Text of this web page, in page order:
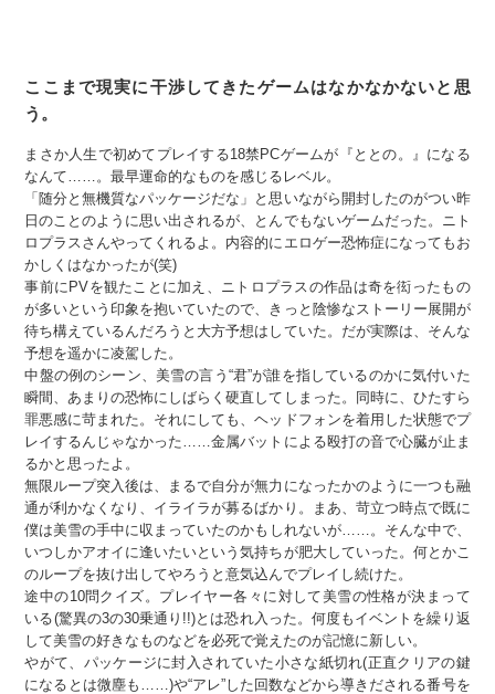
ここまで現実に干渉してきたゲームはなかなかないと思
う。
まさか人生で初めてプレイする18禁PCゲームが『ととの。』になる
なんて……。最早運命的なものを感じるレベル。
「随分と無機質なパッケージだな」と思いながら開封したのがつい昨
日のことのように思い出されるが、とんでもないゲームだった。ニト
ロプラスさんやってくれるよ。内容的にエロゲー恐怖症になってもお
かしくはなかったが(笑)
事前にPVを観たことに加え、ニトロプラスの作品は奇を衒ったもの
が多いという印象を抱いていたので、きっと陰惨なストーリー展開が
待ち構えているんだろうと大方予想はしていた。だが実際は、そんな
予想を遥かに凌駕した。
中盤の例のシーン、美雪の言う“君”が誰を指しているのかに気付いた
瞬間、あまりの恐怖にしばらく硬直してしまった。同時に、ひたすら
罪悪感に苛まれた。それにしても、ヘッドフォンを着用した状態でプ
レイするんじゃなかった……金属バットによる殴打の音で心臓が止ま
るかと思ったよ。
無限ループ突入後は、まるで自分が無力になったかのように一つも融
通が利かなくなり、イライラが募るばかり。まあ、苛立つ時点で既に
僕は美雪の手中に収まっていたのかもしれないが……。そんな中で、
いつしかアオイに逢いたいという気持ちが肥大していった。何とかこ
のループを抜け出してやろうと意気込んでプレイし続けた。
途中の10問クイズ。プレイヤー各々に対して美雪の性格が決まって
いる(驚異の3の30乗通り!!)とは恐れ入った。何度もイベントを繰り返
して美雪の好きなものなどを必死で覚えたのが記憶に新しい。
やがて、パッケージに封入されていた小さな紙切れ(正直クリアの鍵
になるとは微塵も……)や“アレ”した回数などから導きだされる番号を